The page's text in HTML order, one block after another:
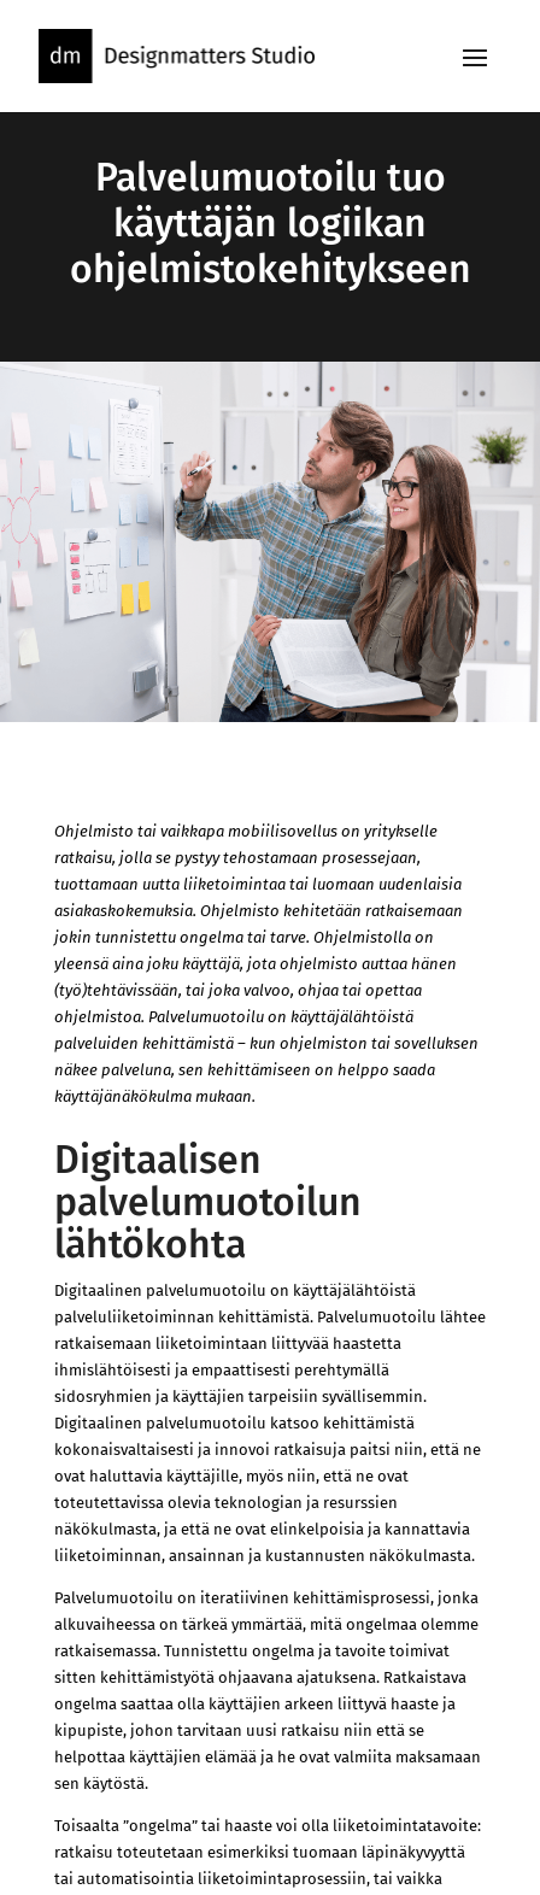
content
Palvelumuotoilu tuo
käyttäjän logiikan
ohjelmistokehitykseen
Ohjelmisto tai vaikkapa mobiilisovellus on yritykselle
ratkaisu, jolla se pystyy tehostamaan prosessejaan,
tuottamaan uutta liiketoimintaa tai luomaan uudenlaisia
asiakaskokemuksia. Ohjelmisto kehitetään ratkaisemaan
jokin tunnistettu ongelma tai tarve. Ohjelmistolla on
yleensä aina joku käyttäjä, jota ohjelmisto auttaa hänen
(työ)tehtävissään, tai joka valvoo, ohjaa tai opettaa
ohjelmistoa. Palvelumuotoilu on käyttäjälähtöistä
palveluiden kehittämistä – kun ohjelmiston tai sovelluksen
näkee palveluna, sen kehittämiseen on helppo saada
käyttäjänäkökulma mukaan.
Digitaalisen
palvelumuotoilun
lähtökohta
Digitaalinen palvelumuotoilu on käyttäjälähtöistä
palveluliiketoiminnan kehittämistä. Palvelumuotoilu lähtee
ratkaisemaan liiketoimintaan liittyvää haastetta
ihmislähtöisesti ja empaattisesti perehtymällä
sidosryhmien ja käyttäjien tarpeisiin syvällisemmin.
Digitaalinen palvelumuotoilu katsoo kehittämistä
kokonaisvaltaisesti ja innovoi ratkaisuja paitsi niin, että ne
ovat haluttavia käyttäjille, myös niin, että ne ovat
toteutettavissa olevia teknologian ja resurssien
näkökulmasta, ja että ne ovat elinkelpoisia ja kannattavia
liiketoiminnan, ansainnan ja kustannusten näkökulmasta.
Palvelumuotoilu on iteratiivinen kehittämisprosessi, jonka
alkuvaiheessa on tärkeä ymmärtää, mitä ongelmaa olemme
ratkaisemassa. Tunnistettu ongelma ja tavoite toimivat
sitten kehittämistyötä ohjaavana ajatuksena. Ratkaistava
ongelma saattaa olla käyttäjien arkeen liittyvä haaste ja
kipupiste, johon tarvitaan uusi ratkaisu niin että se
helpottaa käyttäjien elämää ja he ovat valmiita maksamaan
sen käytöstä.
Toisaalta ”ongelma” tai haaste voi olla liiketoimintatavoite:
ratkaisu toteutetaan esimerkiksi tuomaan läpinäkyvyyttä
tai automatisointia liiketoimintaprosessiin, tai vaikka